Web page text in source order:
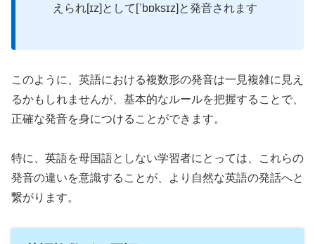
えられ[ɪz]として[ˈbɒksɪz]と発音されます
このように、英語における複数形の発音は一見複雑に見え
るかもしれませんが、基本的なルールを把握することで、
正確な発音を身につけることができます。
特に、英語を母国語としない学習者にとっては、これらの
発音の違いを意識することが、より自然な英語の発話へと
繋がります。